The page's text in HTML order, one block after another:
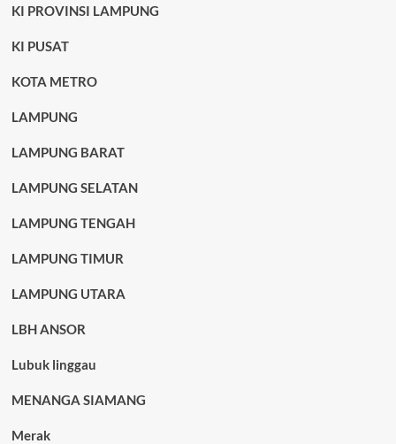
KI PROVINSI LAMPUNG
KI PUSAT
KOTA METRO
LAMPUNG
LAMPUNG BARAT
LAMPUNG SELATAN
LAMPUNG TENGAH
LAMPUNG TIMUR
LAMPUNG UTARA
LBH ANSOR
Lubuk linggau
MENANGA SIAMANG
Merak